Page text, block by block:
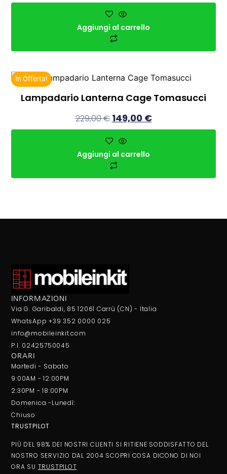
Aggiungi al carrello
In Offerta!
Lampadario Lanterna Cage Tomasucci
229,00€ 149,00 €
Aggiungi al carrello
INFORMAZIONI
Via G. Garibaldi, 85 12061 Carrù (CN) - Italia
WhatsApp +39 352 0000 025
info@mobileinkit.com
P.I. 02425750045
ORARI
Martedi - Sabato
9:00AM - 12:00PM
2:30PM - 18:00PM
Domenica -Lunedì:
Chiuso
TRUSTPILOT
PIÙ DEL 98% DEI NOSTRI CLIENTI SI RITIENE SODDISFATTO DEL
NOSTRO SERVIZIO DAL 2004 SCOPRI COSA DICONO DI NOI
ORA SU TRUSTPILOT